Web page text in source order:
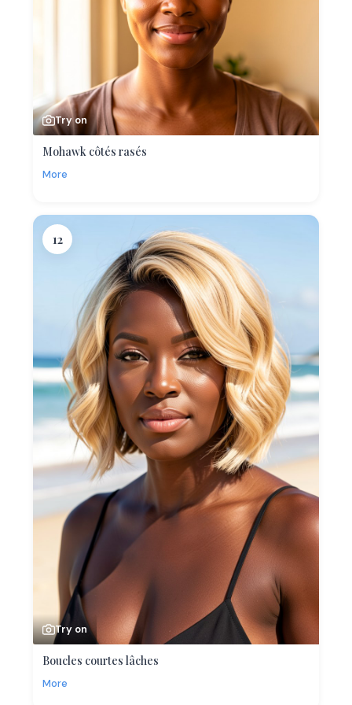
Try on
Mohawk côtés rasés
More
12
Try on
Boucles courtes lâches
More